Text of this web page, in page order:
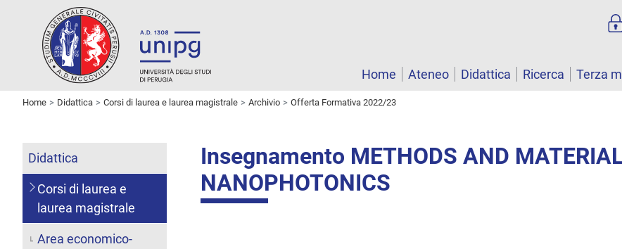
Home
Ateneo Didattica Ricerca Terza
Home Didattica Corsi di laurea e laurea magistrale Archivio Offerta Formativa 2022/23
Insegnamento METHODS AND
NANOPHOTONICS
Didattica
Corsi di laurea e
laurea magistrale
Area economico-